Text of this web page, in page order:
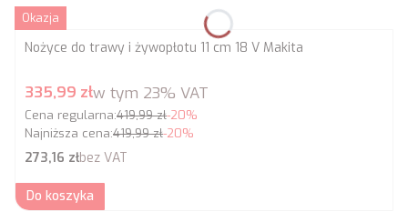
Okazja
Nożyce do trawy i żywopłotu 11 cm 18 V Makita
Cena promocyjna brutto
335,99 złw tym 23% VAT
Cena regularna:419,99 zł-20%
Najniższa cena:419,99 zł-20%
Cena netto
273,16 złbez VAT
Do koszyka